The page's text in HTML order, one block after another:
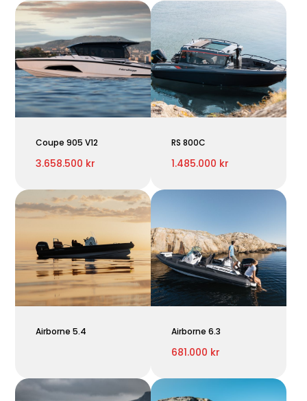
Coupe 905 V12
3.658.500 kr
RS 800C
1.485.000 kr
Airborne 5.4 Airborne 6.3
681.000 kr